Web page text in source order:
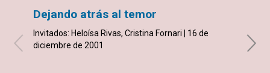
Dejando atrás al temor
Invitados: Heloísa Rivas, Cristina Fornari | 16 de
diciembre de 2001